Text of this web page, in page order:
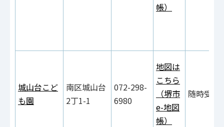
帳）
城山台こど
も園
南区城山台
2丁1-1
072-298-
6980
地図は
こちら
（堺市
e-地図
帳）
随時受付